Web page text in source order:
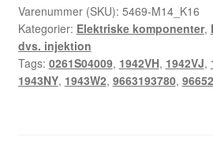
Varenummer (SKU): 5469-M14_K16
Kategorier: Elektriske komponenter,
dvs. injektion
Tags: 0261S04009, 1942VH, 1942VJ,
1943NY, 1943W2, 9663193780,